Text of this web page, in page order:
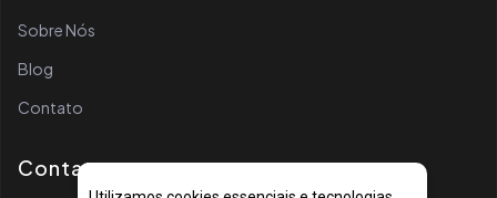
Sobre Nós
Blog
Contato
Contato